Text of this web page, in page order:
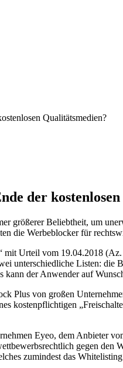
Qualitätsmedien?
der
größerer Beliebtheit, um
die Werbeblocker für
Urteil vom 19.04.2018
unterschiedliche Listen:
der Anwender auf
Plus von großen
kostenpflichtigen
Eyeo, dem Anbieter
gegen
zumindest das